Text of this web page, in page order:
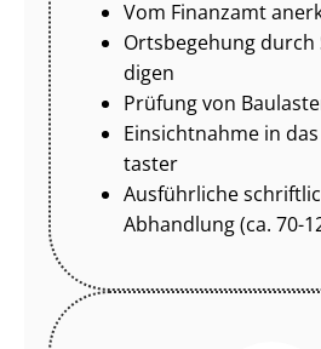
Vom Finanzamt
Ortsbegehung
di­gen
Prüfung von
Einsichtnahme in
tas­ter
Ausführliche
Abhandlung (ca. 70-